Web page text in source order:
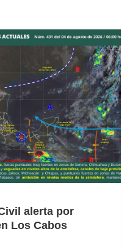
alerta por
Los Cabos